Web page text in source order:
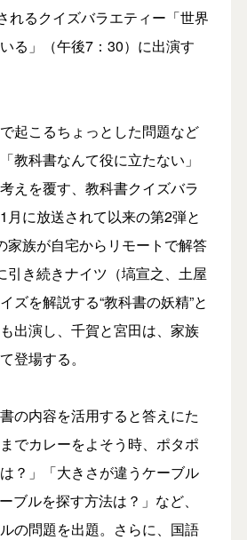
れるクイズバラエティー「世界
る」（午後7：30）に出演す
起こるちょっとした問題など
教科書なんて役に立たない」
えを覆す、教科書クイズバラ
月に放送されて以来の第2弾と
家族が自宅からリモートで解答
引き続きナイツ（塙宣之、土屋
ズを解説する“教科書の妖精”と
出演し、千賀と宮田は、家族
登場する。
の内容を活用すると答えにた
でカレーをよそう時、ポタポ
？」「大きさが違うケーブル
ブルを探す方法は？」など、
の問題を出題。さらに、国語